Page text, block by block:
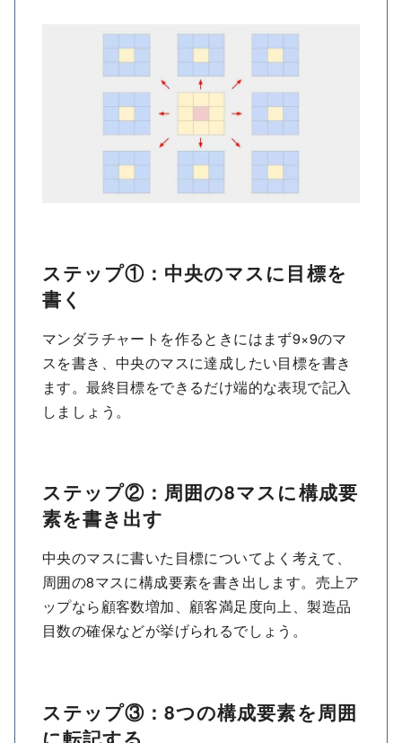
ステップ①：中央のマスに目標を
書く
マンダラチャートを作るときにはまず9×9のマ
スを書き、中央のマスに達成したい目標を書き
ます。最終目標をできるだけ端的な表現で記入
しましょう。
ステップ②：周囲の8マスに構成要
素を書き出す
中央のマスに書いた目標についてよく考えて、
周囲の8マスに構成要素を書き出します。売上ア
ップなら顧客数増加、顧客満足度向上、製造品
目数の確保などが挙げられるでしょう。
ステップ③：8つの構成要素を周囲
に転記する